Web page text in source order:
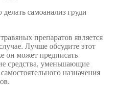
самоанализ груди
препаратов является
Лучше обсудите этот
он может предписать
средства, уменьшающие
назначения